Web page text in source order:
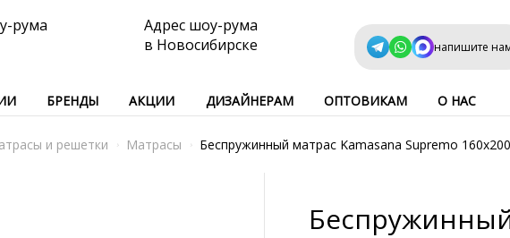
рума
Адрес шоу-рума
в Новосибирске
напишите
БРЕНДЫ АКЦИИ ДИЗАЙНЕРАМ ОПТОВИКАМ О НАС
и решетки Матрасы Беспружинный матрас Kamasana Supremo 160x200